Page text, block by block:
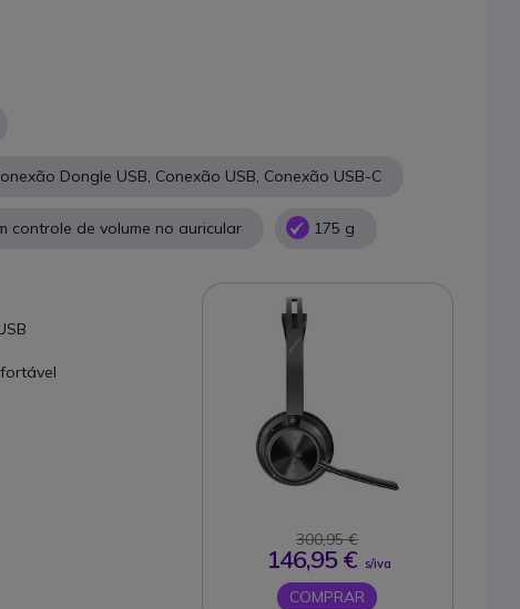
Dongle USB, Conexão USB, Conexão USB-C
controle de volume no auricular 175 g
300,95 €
146,95 € s/iva
COMPRAR